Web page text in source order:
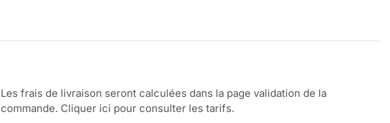
Les frais de livraison seront calculées dans la page validation de la
commande. Cliquer ici pour consulter les tarifs.